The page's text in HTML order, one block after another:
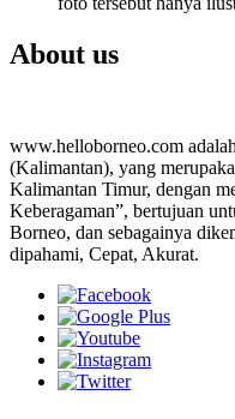
About us
www.helloborneo.com
(Kalimantan), yang
Kalimantan Timur, dengan
Keberagaman”, bertujuan
Borneo, dan sebagainya
dipahami, Cepat, Akurat.